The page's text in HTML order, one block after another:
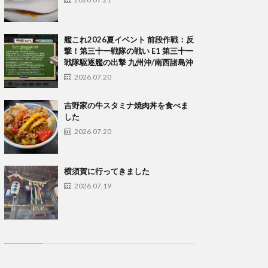
艦これ2026夏イベント 前段作戦：反
撃！第三十一戦隊の戦い E1 第三十一
戦隊駆逐艦の出撃 九州沖/南西諸島沖
2026.07.20
吉野家の牛スタミナ焼肉丼を食べま
した
2026.07.20
横須賀に行ってきました
2026.07.19